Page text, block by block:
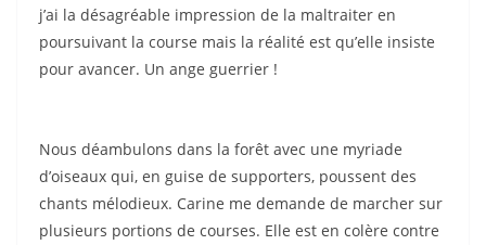
j’ai la désagréable impression de la maltraiter en
poursuivant la course mais la réalité est qu’elle insiste
pour avancer. Un ange guerrier !
Nous déambulons dans la forêt avec une myriade
d’oiseaux qui, en guise de supporters, poussent des
chants mélodieux. Carine me demande de marcher sur
plusieurs portions de courses. Elle est en colère contre